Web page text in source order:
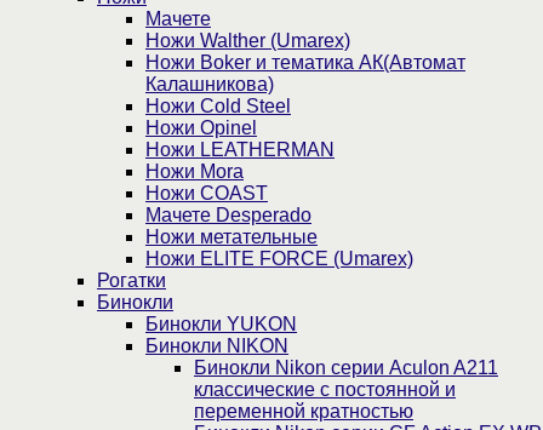
Мачете
Ножи Walther (Umarex)
Ножи Boker и тематика АК(Автомат
Калашникова)
Ножи Cold Steel
Ножи Opinel
Ножи LEATHERMAN
Ножи Mora
Ножи COAST
Мачете Desperado
Ножи метательные
Ножи ELITE FORCE (Umarex)
Рогатки
Бинокли
Бинокли YUKON
Бинокли NIKON
Бинокли Nikon серии Aculon A211
классические с постоянной и
переменной кратностью